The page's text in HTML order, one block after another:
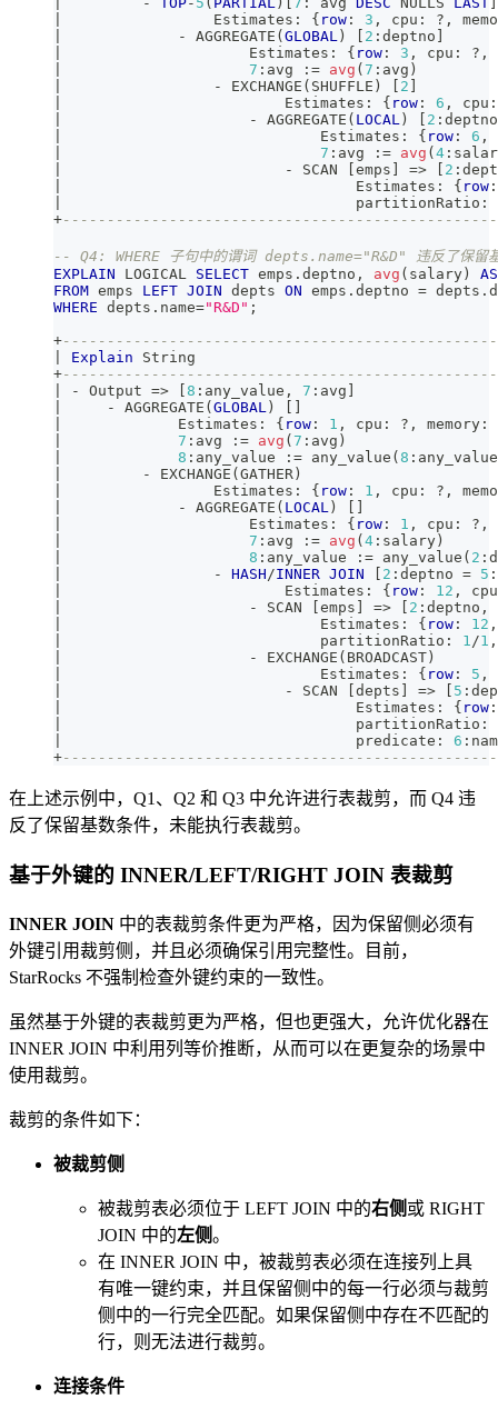
                 Estimates: {
row : 3 , cpu: ? ,
- AGGREGATE ( GLOBAL ) 2 :deptno
                     Estimates: {
row : 3 , cpu: ? ,
7 :avg : = avg ( 7 :avg )
- EXCHANGE ( SHUFFLE ) 2
                         Estimates: {
row : 6 ,
- AGGREGATE ( LOCAL ) 2 :deptno
                             Estimates: {
row : 6 ,
7 :avg : = avg ( 4
- SCAN emps => 2
                                 Estimates: {
row
                                 partitionRatio:
+
-- Q4: WHERE 子句中的谓词 depts.name="R&D" 违反了保留
EXPLAIN LOGICAL SELECT emps . deptno , avg ( salary )
AS
FROM emps LEFT JOIN depts ON emps . deptno = depts .
WHERE depts . name="R&D" ;
+
Explain
+
- Output => 8 :any_value , 7 :avg
- AGGREGATE ( GLOBAL )
             Estimates: {
row : 1 , cpu: ? ,
memory:
7 :avg : = avg ( 7 :avg )
8 :any_value : = any_value ( 8 :any_value
- EXCHANGE ( GATHER )
                 Estimates: {
row : 1 , cpu: ? ,
- AGGREGATE ( LOCAL )
                     Estimates: {
row : 1 , cpu: ? ,
7 :avg : = avg ( 4 :salary )
8 :any_value : = any_value ( 2
- HASH/INNER JOIN 2 :deptno = 5
                         Estimates: {
row : 12 ,
- SCAN emps => 2 :deptno ,
                             Estimates: {
row : 12 ,
                             partitionRatio:
1/1 ,
- EXCHANGE ( BROADCAST )
                             Estimates: {
row : 5 ,
- SCAN depts => 5
                                 Estimates: {
row
                                 partitionRatio:
                                 predicate:
6
+
在上述示例中，Q1、Q2 和 Q3 中允许进行表裁剪，而 Q4 违
反了保留基数条件，未能执行表裁剪。
基于外键的 INNER/LEFT/RIGHT JOIN 表裁剪
INNER JOIN 中的表裁剪条件更为严格，因为保留侧必须有
外键引用裁剪侧，并且必须确保引用完整性。目前，
StarRocks 不强制检查外键约束的一致性。
虽然基于外键的表裁剪更为严格，但也更强大，允许优化器在
INNER JOIN 中利用列等价推断，从而可以在更复杂的场景中
使用裁剪。
裁剪的条件如下：
被裁剪侧
被裁剪表必须位于 LEFT JOIN 中的右侧 或 RIGHT
JOIN 中的左侧。
在 INNER JOIN 中，被裁剪表必须在连接列上具
有唯一键约束，并且保留侧中的每一行必须与裁剪
侧中的一行完全匹配。如果保留侧中存在不匹配的
行，则无法进行裁剪。
连接条件